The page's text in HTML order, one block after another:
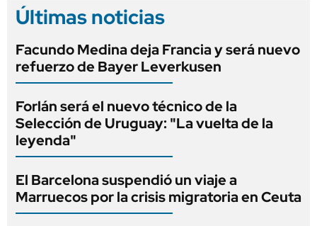
Últimas noticias
Facundo Medina deja Francia y será nuevo
refuerzo de Bayer Leverkusen
Forlán será el nuevo técnico de la
Selección de Uruguay: "La vuelta de la
leyenda"
El Barcelona suspendió un viaje a
Marruecos por la crisis migratoria en Ceuta